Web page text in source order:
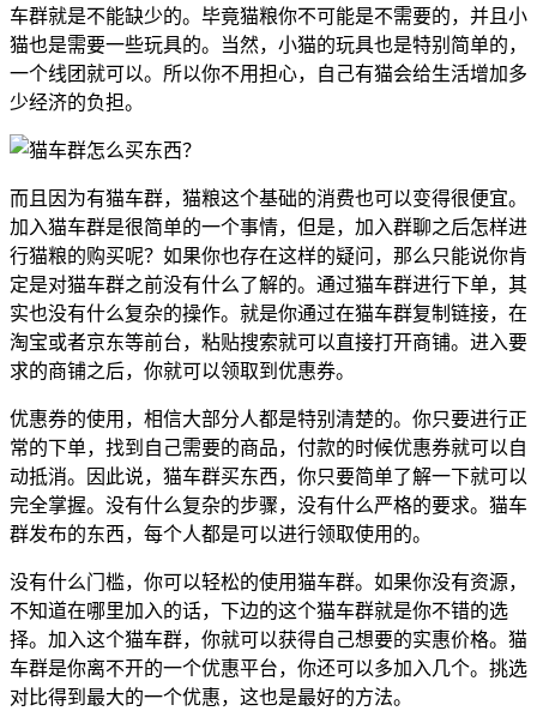
车群就是不能缺少的。毕竟猫粮你不可能是不需要的，并且小
猫也是需要一些玩具的。当然，小猫的玩具也是特别简单的，
一个线团就可以。所以你不用担心，自己有猫会给生活增加多
少经济的负担。
而且因为有猫车群，猫粮这个基础的消费也可以变得很便宜。
加入猫车群是很简单的一个事情，但是，加入群聊之后怎样进
行猫粮的购买呢？如果你也存在这样的疑问，那么只能说你肯
定是对猫车群之前没有什么了解的。通过猫车群进行下单，其
实也没有什么复杂的操作。就是你通过在猫车群复制链接，在
淘宝或者京东等前台，粘贴搜索就可以直接打开商铺。进入要
求的商铺之后，你就可以领取到优惠券。
优惠券的使用，相信大部分人都是特别清楚的。你只要进行正
常的下单，找到自己需要的商品，付款的时候优惠券就可以自
动抵消。因此说，猫车群买东西，你只要简单了解一下就可以
完全掌握。没有什么复杂的步骤，没有什么严格的要求。猫车
群发布的东西，每个人都是可以进行领取使用的。
没有什么门槛，你可以轻松的使用猫车群。如果你没有资源，
不知道在哪里加入的话，下边的这个猫车群就是你不错的选
择。加入这个猫车群，你就可以获得自己想要的实惠价格。猫
车群是你离不开的一个优惠平台，你还可以多加入几个。挑选
对比得到最大的一个优惠，这也是最好的方法。